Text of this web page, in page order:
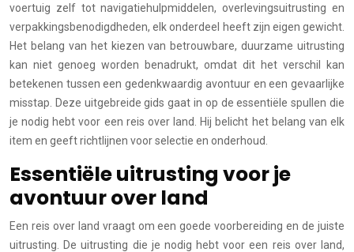
voertuig zelf tot navigatiehulpmiddelen, overlevingsuitrusting en
verpakkingsbenodigdheden, elk onderdeel heeft zijn eigen gewicht.
Het belang van het kiezen van betrouwbare, duurzame uitrusting
kan niet genoeg worden benadrukt, omdat dit het verschil kan
betekenen tussen een gedenkwaardig avontuur en een gevaarlijke
misstap. Deze uitgebreide gids gaat in op de essentiële spullen die
je nodig hebt voor een reis over land. Hij belicht het belang van elk
item en geeft richtlijnen voor selectie en onderhoud.
Essentiële uitrusting voor je
avontuur over land
Een reis over land vraagt om een goede voorbereiding en de juiste
uitrusting. De uitrusting die je nodig hebt voor een reis over land,